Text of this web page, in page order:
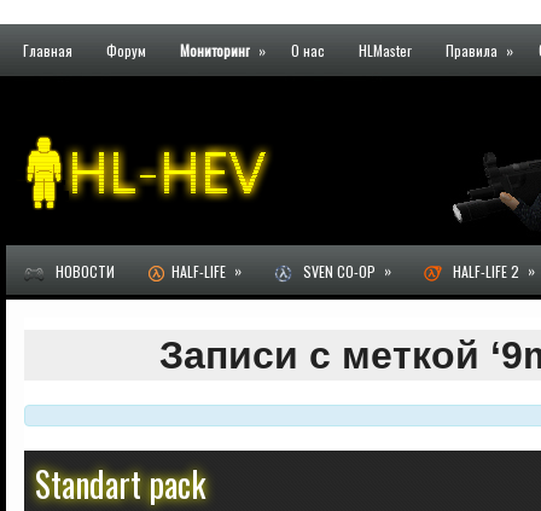
Главная Форум Мониторинг » О нас HLMaster Правила »
НОВОСТИ HALF-LIFE » SVEN CO-OP » HALF-LIFE 2 »
Записи с меткой
Standart pack